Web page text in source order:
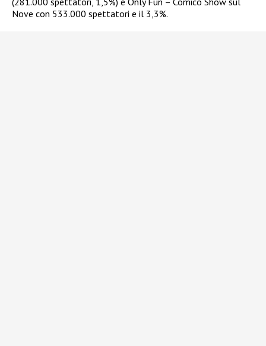
Nove con 533.000 spettatori e il 3,3%.​